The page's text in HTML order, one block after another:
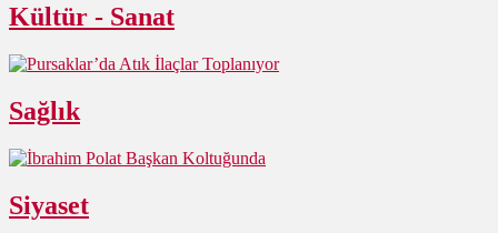
Kültür - Sanat
Sağlık
Siyaset